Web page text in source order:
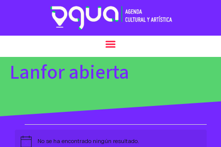
Lanfor abierta
No se ha encontrado ningún resultado.